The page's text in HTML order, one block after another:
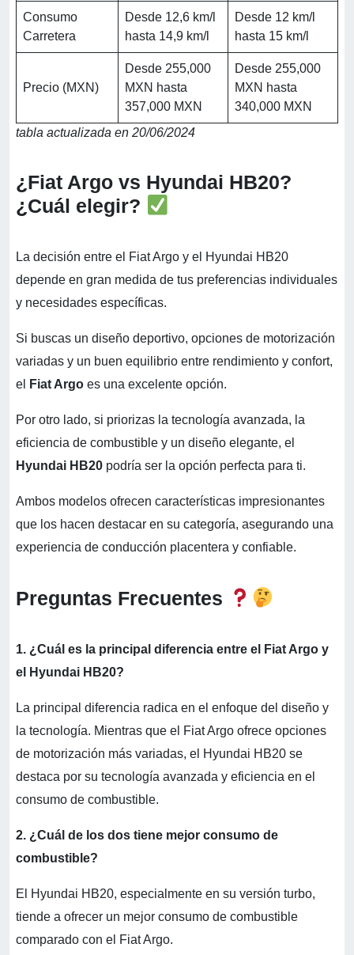
Consumo
Carretera
Desde 12,6 km/l
hasta 14,9 km/l
Desde 12 km/l
hasta 15 km/l
Precio (MXN)
Desde 255,000
MXN hasta
357,000 MXN
Desde 255,000
MXN hasta
340,000 MXN
tabla actualizada en 20/06/2024
¿Fiat Argo vs Hyundai HB20?
¿Cuál elegir?
La decisión entre el Fiat Argo y el Hyundai HB20
depende en gran medida de tus preferencias individuales
y necesidades específicas.
Si buscas un diseño deportivo, opciones de motorización
variadas y un buen equilibrio entre rendimiento y confort,
el
Fiat Argo es una excelente opción.
Por otro lado, si priorizas la tecnología avanzada, la
eficiencia de combustible y un diseño elegante, el
Hyundai HB20 podría ser la opción perfecta para ti.
Ambos modelos ofrecen características impresionantes
que los hacen destacar en su categoría, asegurando una
experiencia de conducción placentera y confiable.
Preguntas Frecuentes
1. ¿Cuál es la principal diferencia entre el Fiat Argo y
el Hyundai HB20?
La principal diferencia radica en el enfoque del diseño y
la tecnología. Mientras que el Fiat Argo ofrece opciones
de motorización más variadas, el Hyundai HB20 se
destaca por su tecnología avanzada y eficiencia en el
consumo de combustible.
2. ¿Cuál de los dos tiene mejor consumo de
combustible?
El Hyundai HB20, especialmente en su versión turbo,
tiende a ofrecer un mejor consumo de combustible
comparado con el Fiat Argo.